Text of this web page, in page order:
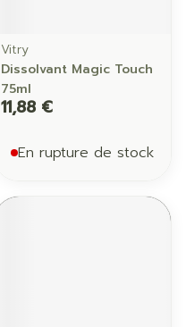
Vitry
Dissolvant Magic Touch
75ml
11,88 €
En rupture de stock